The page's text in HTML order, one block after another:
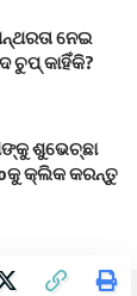
ନେଇ
ଚୁପ୍ କାହିଁକି?
ଶୁଭେଚ୍ଛା
କ୍ଲିକ କରନ୍ତୁ